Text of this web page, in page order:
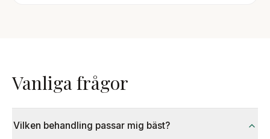
Vanliga frågor
Vilken behandling passar mig bäst?